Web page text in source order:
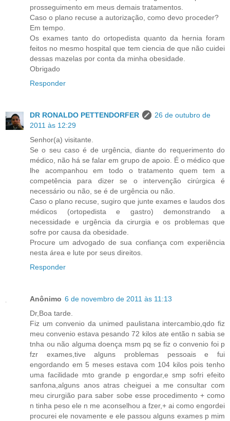
prosseguimento em meus demais tratamentos.
Caso o plano recuse a autorização, como devo proceder?
Em tempo.
Os exames tanto do ortopedista quanto da hernia foram
feitos no mesmo hospital que tem ciencia de que não cuidei
dessas mazelas por conta da minha obesidade.
Obrigado
Responder
DR RONALDO PETTENDORFER
26 de outubro de
2011 às 12:29
Senhor(a) visitante.
Se o seu caso é de urgência, diante do requerimento do
médico, não há se falar em grupo de apoio. É o médico que
lhe acompanhou em todo o tratamento quem tem a
competência para dizer se o intervenção cirúrgica é
necessário ou não, se é de urgência ou não.
Caso o plano recuse, sugiro que junte exames e laudos dos
médicos (ortopedista e gastro) demonstrando a
necessidade e urgência da cirurgia e os problemas que
sofre por causa da obesidade.
Procure um advogado de sua confiança com experiência
nesta área e lute por seus direitos.
Responder
Anônimo 6 de novembro de 2011 às 11:13
Dr,Boa tarde.
Fiz um convenio da unimed paulistana intercambio,qdo fiz
meu convenio estava pesando 72 kilos ate então n sabia se
tnha ou não alguma doença msm pq se fiz o convenio foi p
fzr exames,tive alguns problemas pessoais e fui
engordando em 5 meses estava com 104 kilos pois tenho
uma facilidade mto grande p engordar,e smp sofri efeito
sanfona,alguns anos atras cheiguei a me consultar com
meu cirurgião para saber sobe esse procedimento + como
n tinha peso ele n me aconselhou a fzer,+ ai como engordei
procurei ele novamente e ele passou alguns exames p mim